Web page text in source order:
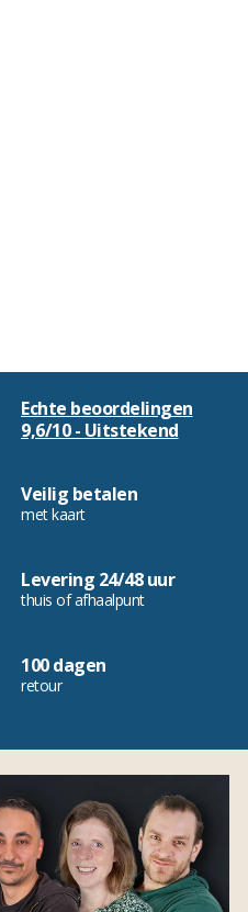
Echte beoordelingen
9,6/10 - Uitstekend
Veilig betalen
met kaart
Levering 24/48 uur
thuis of afhaalpunt
100 dagen
retour